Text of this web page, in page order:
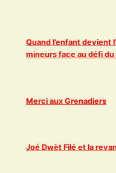
Quand l’enfant devient
mineurs face au défi
Merci aux Grenadiers
Joé Dwèt Filé et la